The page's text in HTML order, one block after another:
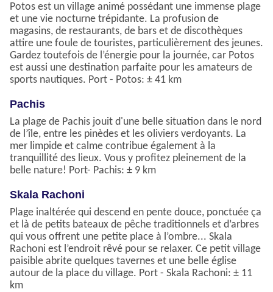
Potos est un village animé possédant une immense plage
et une vie nocturne trépidante. La profusion de
magasins, de restaurants, de bars et de discothèques
attire une foule de touristes, particulièrement des jeunes.
Gardez toutefois de l’énergie pour la journée, car Potos
est aussi une destination parfaite pour les amateurs de
sports nautiques. Port - Potos: ± 41 km
Pachis
La plage de Pachis jouit d'une belle situation dans le nord
de l’île, entre les pinèdes et les oliviers verdoyants. La
mer limpide et calme contribue également à la
tranquillité des lieux. Vous y profitez pleinement de la
belle nature! Port- Pachis: ± 9 km
Skala Rachoni
Plage inaltérée qui descend en pente douce, ponctuée ça
et là de petits bateaux de pêche traditionnels et d’arbres
qui vous offrent une petite place à l’ombre... Skala
Rachoni est l’endroit rêvé pour se relaxer. Ce petit village
paisible abrite quelques tavernes et une belle église
autour de la place du village. Port - Skala Rachoni: ± 11
km